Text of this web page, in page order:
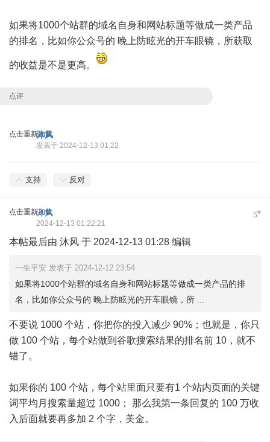
如果将1000个站群的域名自身和网站标题等做成一类产品
的排名，比如你公众号的 晚上防眩光的开车眼镜，所获取
的收益是不是更高。
点评
点击重新加载
沐风
发表于 2024-12-13 01:22
支持 反对
点击重新加载 5#
沐风
2024-12-13 01:22:21
本帖最后由 沐风 于 2024-12-13 01:28 编辑
一生平安 发表于 2024-12-12 23:54
如果将1000个站群的域名自身和网站标题等做成一类产品的排
名，比如你公众号的 晚上防眩光的开车眼镜，所 ...
不要说 1000 个站，你把你的投入减少 90%；也就是，你只
做 100 个站，每个站做到谷歌搜索结果的排名前 10，就不
错了。
如果你的 100 个站，每个站里面只要有1 个站内页面的关键
词平均月搜索量超过 1000； 那么我第一条回复的 100 万收
入后面就要再多加 2 个字，美金。